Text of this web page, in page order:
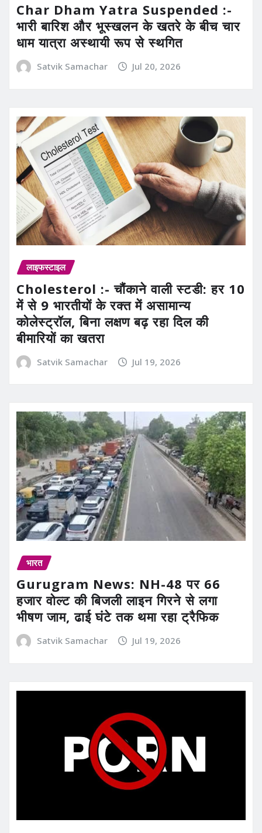
Char Dham Yatra Suspended :-
भारी बारिश और भूस्खलन के खतरे के बीच चार
धाम यात्रा अस्थायी रूप से स्थगित
Satvik Samachar Jul 20, 2026
लाइफस्टाइल
Cholesterol :- चौंकाने वाली स्टडी: हर 10
में से 9 भारतीयों के रक्त में असामान्य
कोलेस्ट्रॉल, बिना लक्षण बढ़ रहा दिल की
बीमारियों का खतरा
Satvik Samachar Jul 19, 2026
भारत
Gurugram News: NH-48 पर 66
हजार वोल्ट की बिजली लाइन गिरने से लगा
भीषण जाम, ढाई घंटे तक थमा रहा ट्रैफिक
Satvik Samachar Jul 19, 2026